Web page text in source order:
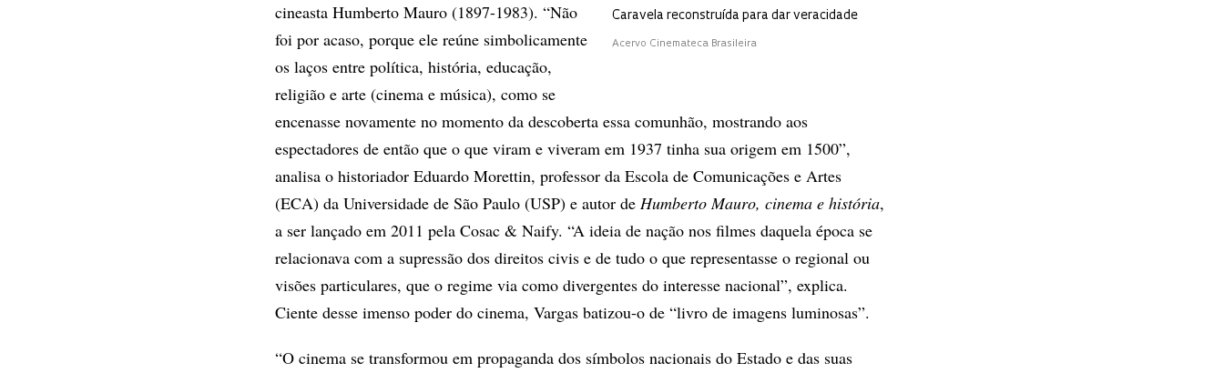
Caravela reconstruída para dar veracidade
Acervo Cinemateca Brasileira
cineasta Humberto Mauro (1897-1983). “Não
foi por acaso, porque ele reúne simbolicamente
os laços entre política, história, educação,
religião e arte (cinema e música), como se
encenasse novamente no momento da descoberta essa comunhão, mostrando aos
espectadores de então que o que viram e viveram em 1937 tinha sua origem em 1500”,
analisa o historiador Eduardo Morettin, professor da Escola de Comunicações e Artes
(ECA) da Universidade de São Paulo (USP) e autor de Humberto Mauro, cinema e história,
a ser lançado em 2011 pela Cosac & Naify. “A ideia de nação nos filmes daquela época se
relacionava com a supressão dos direitos civis e de tudo o que representasse o regional ou
visões particulares, que o regime via como divergentes do interesse nacional”, explica.
Ciente desse imenso poder do cinema, Vargas batizou-o de “livro de imagens luminosas”.
“O cinema se transformou em propaganda dos sím­bolos nacionais do Estado e das suas